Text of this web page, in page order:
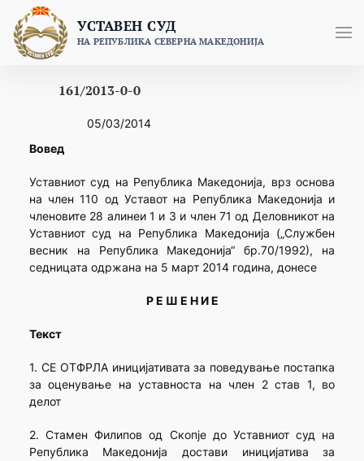
content
УСТАВЕН СУД
НА РЕПУБЛИКА СЕВЕРНА МАКЕДОНИЈА
161/2013-0-0
05/03/2014
Вовед
Уставниот суд на Република Македонија, врз основа
на член 110 од Уставот на Република Македонија и
членовите 28 алинеи 1 и 3 и член 71 од Деловникот на
Уставниот суд на Република Македонија („Службен
весник на Република Македонија“ бр.70/1992), на
седницатa одржана на 5 март 2014 година, донесе
Р Е Ш Е Н И Е
Текст
1. СЕ ОТФРЛА иницијативата за поведување постапка
за оценување на уставноста на член 2 став 1, во
делот
2. Стамен Филипов од Скопје до Уставниот суд на
Република Македонија достави иницијатива за